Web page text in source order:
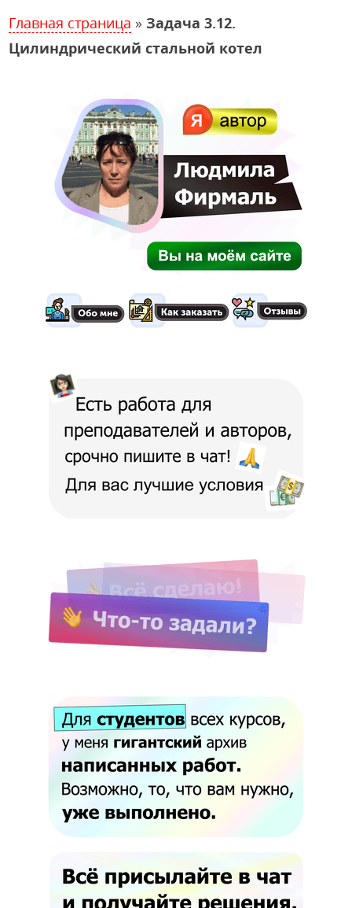
Главная страница » Задача 3.12.
Цилиндрический стальной котел